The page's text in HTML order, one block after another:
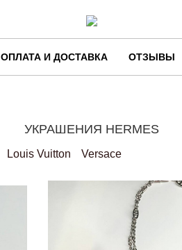
ОПЛАТА И ДОСТАВКА ОТЗЫВЫ
УКРАШЕНИЯ HERMES
Louis Vuitton Versace